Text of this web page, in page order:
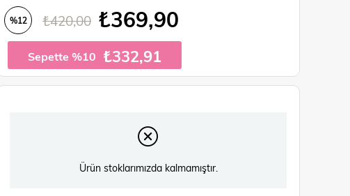
%12 ₺420,00 ₺369,90
Sepette %10 ₺332,91
Ürün stoklarımızda kalmamıştır.